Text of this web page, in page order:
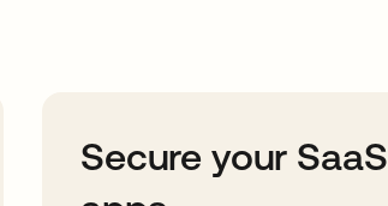
Secure your SaaS